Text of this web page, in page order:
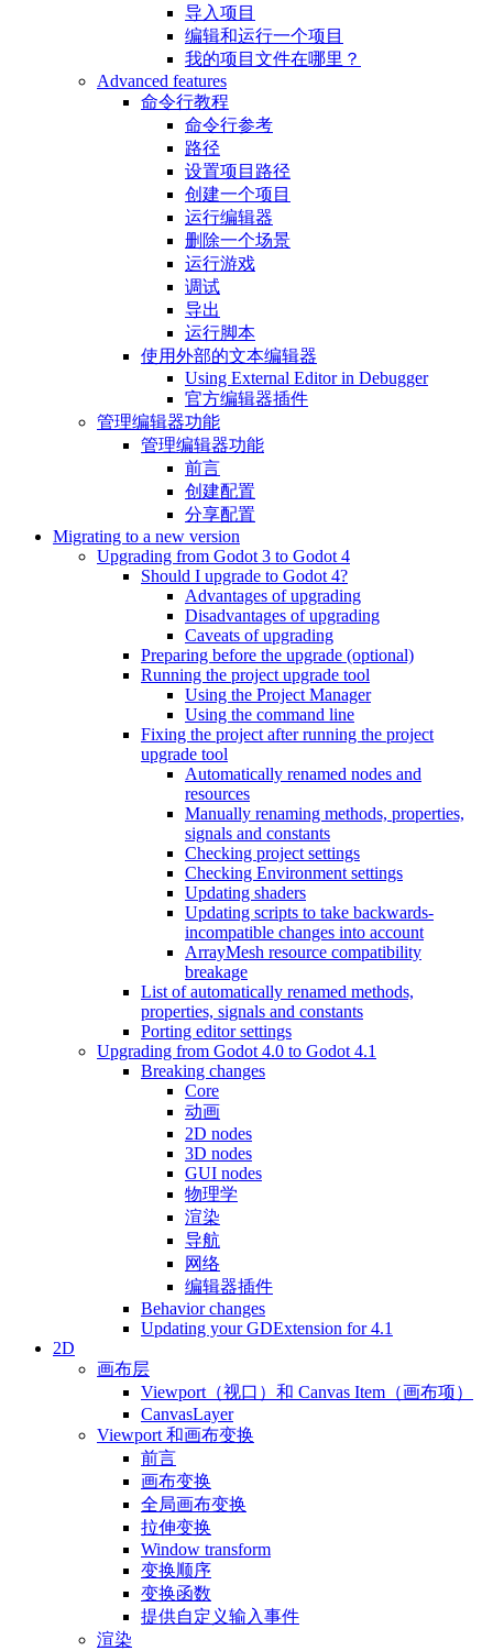
导入项目
编辑和运行一个项目
我的项目文件在哪里？
Advanced features
命令行教程
命令行参考
路径
设置项目路径
创建一个项目
运行编辑器
删除一个场景
运行游戏
调试
导出
运行脚本
使用外部的文本编辑器
Using External Editor in Debugger
官方编辑器插件
管理编辑器功能
管理编辑器功能
前言
创建配置
分享配置
Migrating to a new version
Upgrading from Godot 3 to Godot 4
Should I upgrade to Godot 4?
Advantages of upgrading
Disadvantages of upgrading
Caveats of upgrading
Preparing before the upgrade (optional)
Running the project upgrade tool
Using the Project Manager
Using the command line
Fixing the project after running the project
upgrade tool
Automatically renamed nodes and
resources
Manually renaming methods, properties,
signals and constants
Checking project settings
Checking Environment settings
Updating shaders
Updating scripts to take backwards-
incompatible changes into account
ArrayMesh resource compatibility
breakage
List of automatically renamed methods,
properties, signals and constants
Porting editor settings
Upgrading from Godot 4.0 to Godot 4.1
Breaking changes
Core
动画
2D nodes
3D nodes
GUI nodes
物理学
渲染
导航
网络
编辑器插件
Behavior changes
Updating your GDExtension for 4.1
2D
画布层
Viewport（视口）和 Canvas Item（画布项）
CanvasLayer
Viewport 和画布变换
前言
画布变换
全局画布变换
拉伸变换
Window transform
变换顺序
变换函数
提供自定义输入事件
渲染